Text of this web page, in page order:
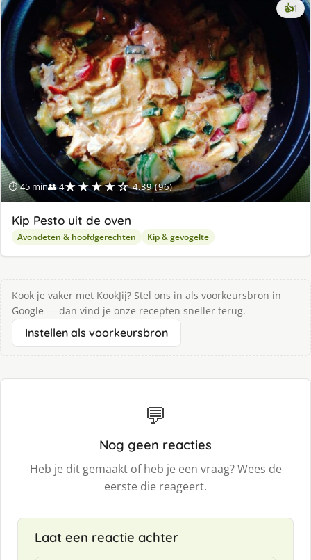
⏱ 45 min👥 4★★★★☆ 4.39 (96)
👍1
Kip Pesto uit de oven
Avondeten & hoofdgerechten Kip & gevogelte
Kook je vaker met KookJij? Stel ons in als voorkeursbron in
Google — dan vind je onze recepten sneller terug.
Instellen als voorkeursbron
💬
Nog geen reacties
Heb je dit gemaakt of heb je een vraag? Wees de
eerste die reageert.
Laat een reactie achter